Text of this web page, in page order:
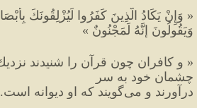
وَيَقُولُونَ إِنَّهُ لَمَجْنُونٌ »
چشمان خود به سر
درآورند و مى‌گويند كه او ديوانه است.»